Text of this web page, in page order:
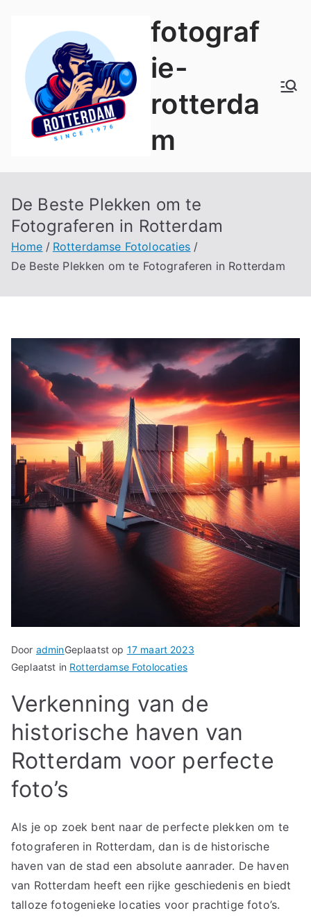
inhoud
springen
fotograf
ie-
rotterda
m
De Beste Plekken om te
Fotograferen in Rotterdam
Home
Rotterdamse Fotolocaties
De Beste Plekken om te Fotograferen in Rotterdam
Door adminGeplaatst op 17 maart 2023
Geplaatst in Rotterdamse Fotolocaties
Verkenning van de
historische haven van
Rotterdam voor perfecte
foto’s
Als je op zoek bent naar de perfecte plekken om te
fotograferen in Rotterdam, dan is de historische
haven van de stad een absolute aanrader. De haven
van Rotterdam heeft een rijke geschiedenis en biedt
talloze fotogenieke locaties voor prachtige foto’s.